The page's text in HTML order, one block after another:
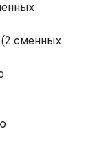
(2 сменных